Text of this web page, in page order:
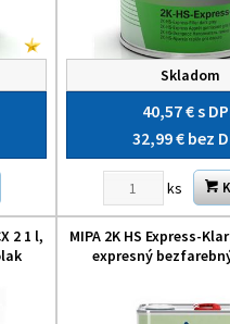
Skladom
40,57 €s
32,99 € bez
ks
2 1 l,
MIPA 2K HS Express-
expresný